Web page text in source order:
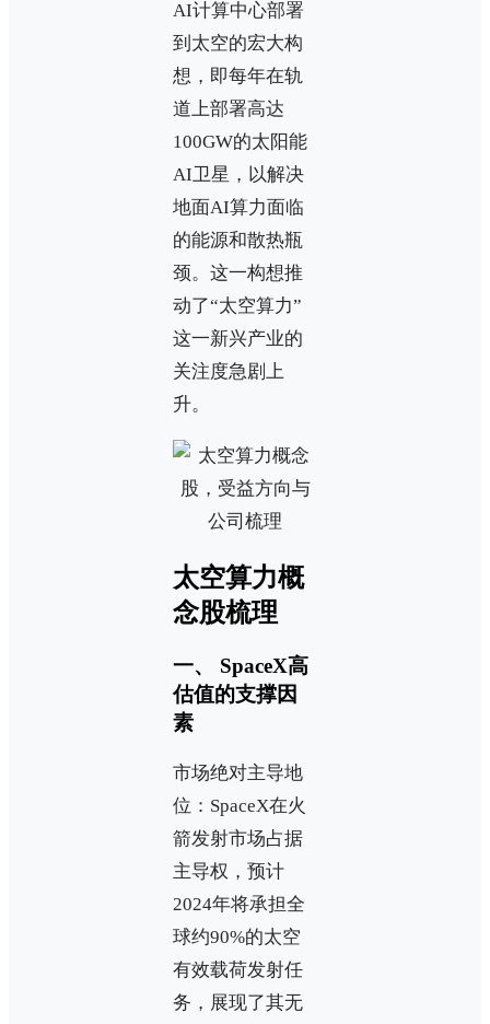
AI计算中心部署
到太空的宏大构
想，即每年在轨
道上部署高达
100GW的太阳能
AI卫星，以解决
地面AI算力面临
的能源和散热瓶
颈。这一构想推
动了“太空算力”
这一新兴产业的
关注度急剧上
升。
太空算力概
念股梳理
一、 SpaceX高
估值的支撑因
素
市场绝对主导地
位：SpaceX在火
箭发射市场占据
主导权，预计
2024年将承担全
球约90%的太空
有效载荷发射任
务，展现了其无